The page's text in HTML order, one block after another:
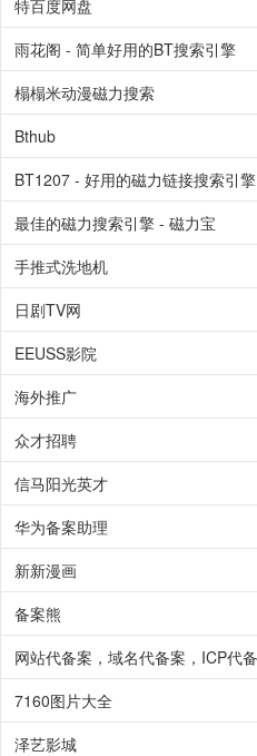
特百度网盘
雨花阁 - 简单好用的BT搜索引擎
榻榻米动漫磁力搜索
Bthub
BT1207 - 好用的磁力链接搜索引擎
最佳的磁力搜索引擎 - 磁力宝
手推式洗地机
日剧TV网
EEUSS影院
海外推广
众才招聘
信马阳光英才
华为备案助理
新新漫画
备案熊
7160图片大全
泽艺影城